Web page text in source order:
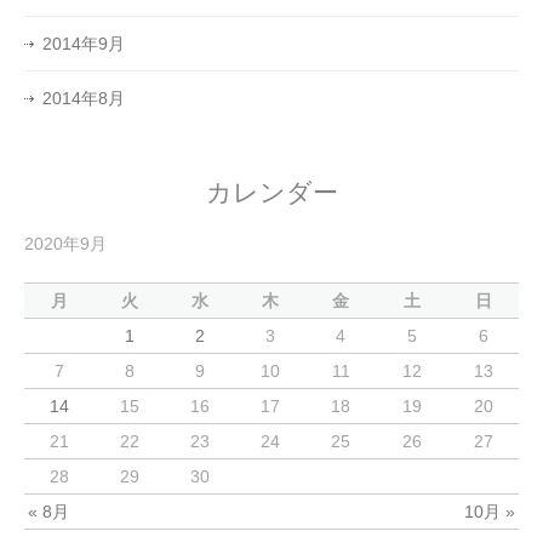
2014年9月
2014年8月
カレンダー
2020年9月
月 火 水 木 金 土 日
« 8月 10月 »
1 2 3 4 5
6
7
8 9 10 11 12
13
14
15 16 17 18 19
20
21
22 23 24 25 26
27
28
29 30